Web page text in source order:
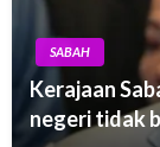
SABAH
Kerajaan
negeri tidak